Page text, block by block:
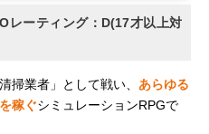
ーティング：D(17才以上対
掃業者」として戦い、 あらゆる
稼ぐシミュレーションRPGで